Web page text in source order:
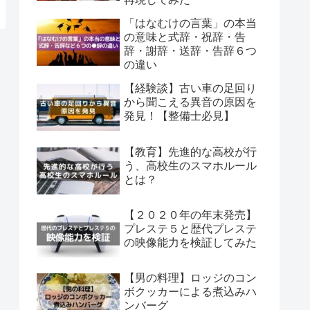
「はなむけの言葉」の本当
の意味と式辞・祝辞・告
辞・謝辞・送辞・告辞６つ
の違い
【経験談】古い車の足回り
から聞こえる異音の原因を
発見！【整備士必見】
【教育】先進的な高校が行
う、高校生のスマホルール
とは？
【２０２０年の年末発売】
プレステ５と歴代プレステ
の映像能力を検証してみた
【男の料理】ロッジのコン
ボクッカーによる煮込みハ
ンバーグ